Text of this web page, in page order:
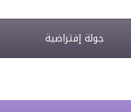
جولة إفتراضية